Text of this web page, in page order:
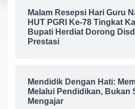
Malam Resepsi Hari Guru
HUT PGRI Ke-78 Tingkat
Bupati Herdiat Dorong
Prestasi
Mendidik Dengan Hati:
Melalui Pendidikan, Bukan
Mengajar